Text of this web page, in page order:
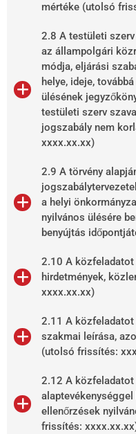
mértéke (utolsó
2.8 A testületi
az állampolgári
módja, eljárási
helye, ideje,
ülésének
testületi szerv
jogszabály nem
xxxx.xx.xx)
2.9 A törvény
a helyi
nyilvános ülésére
benyújtás
2.10 A
hirdetmények,
xxxx.xx.xx)
2.11 A
szakmai leírása,
(utolsó frissítés:
2.12 A
ellenőrzések
frissítés: